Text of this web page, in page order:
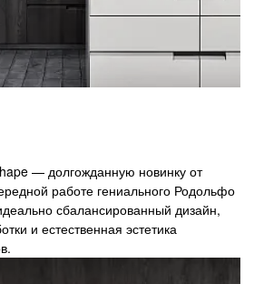
— долгожданную новинку от
работе гениального Родольфо
сбалансированный дизайн,
и естественная эстетика